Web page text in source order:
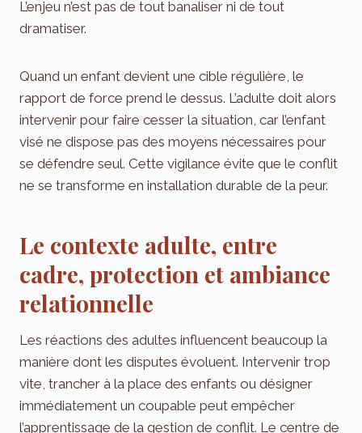
L’enjeu n’est pas de tout banaliser ni de tout
dramatiser.
Quand un enfant devient une cible régulière, le
rapport de force prend le dessus. L’adulte doit alors
intervenir pour faire cesser la situation, car l’enfant
visé ne dispose pas des moyens nécessaires pour
se défendre seul. Cette vigilance évite que le conflit
ne se transforme en installation durable de la peur.
Le contexte adulte, entre
cadre, protection et ambiance
relationnelle
Les réactions des adultes influencent beaucoup la
manière dont les disputes évoluent. Intervenir trop
vite, trancher à la place des enfants ou désigner
immédiatement un coupable peut empêcher
l’apprentissage de la gestion de conflit. Le centre de